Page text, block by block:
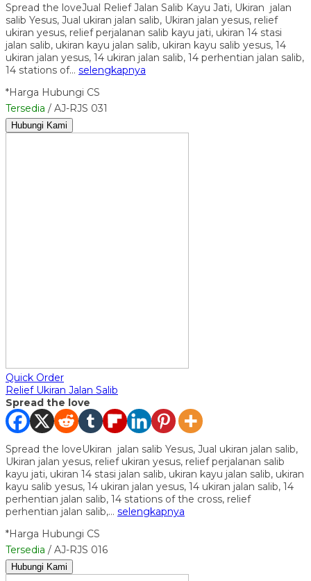
Spread the loveJual Relief Jalan Salib Kayu Jati, Ukiran jalan
salib Yesus, Jual ukiran jalan salib, Ukiran jalan yesus, relief
ukiran yesus, relief perjalanan salib kayu jati, ukiran 14 stasi
jalan salib, ukiran kayu jalan salib, ukiran kayu salib yesus, 14
ukiran jalan yesus, 14 ukiran jalan salib, 14 perhentian jalan salib,
14 stations of… selengkapnya
*Harga Hubungi CS
Tersedia / AJ-RJS 031
Hubungi Kami
Quick Order
Relief Ukiran Jalan Salib
Spread the love
Spread the loveUkiran jalan salib Yesus, Jual ukiran jalan salib,
Ukiran jalan yesus, relief ukiran yesus, relief perjalanan salib
kayu jati, ukiran 14 stasi jalan salib, ukiran kayu jalan salib, ukiran
kayu salib yesus, 14 ukiran jalan yesus, 14 ukiran jalan salib, 14
perhentian jalan salib, 14 stations of the cross, relief
perhentian jalan salib,… selengkapnya
*Harga Hubungi CS
Tersedia / AJ-RJS 016
Hubungi Kami